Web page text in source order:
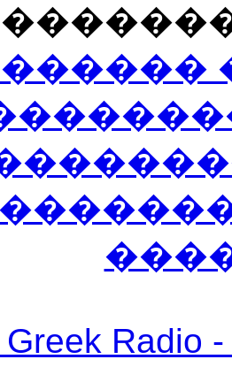
Greek